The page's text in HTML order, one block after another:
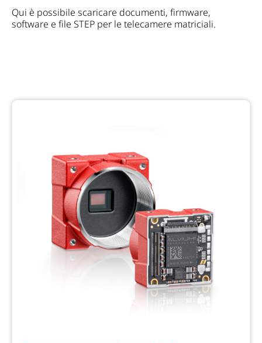
Qui è possibile scaricare documenti, firmware,
software e file STEP per le telecamere matriciali.